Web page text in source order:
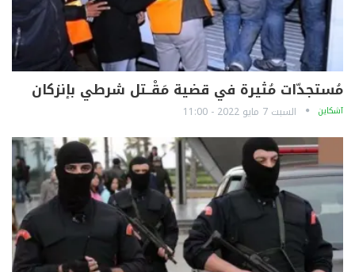
مُستجدّات مُثيرة في قضية مَقْــتل شرطي بإنزكان
آشكاين السبت 7 مايو 2022 - 11:00